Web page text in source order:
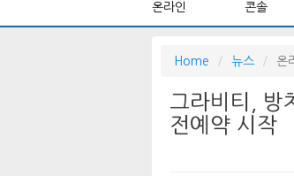
온라인 콘솔
Home 뉴스 온
그라비티, 방
전예약 시작